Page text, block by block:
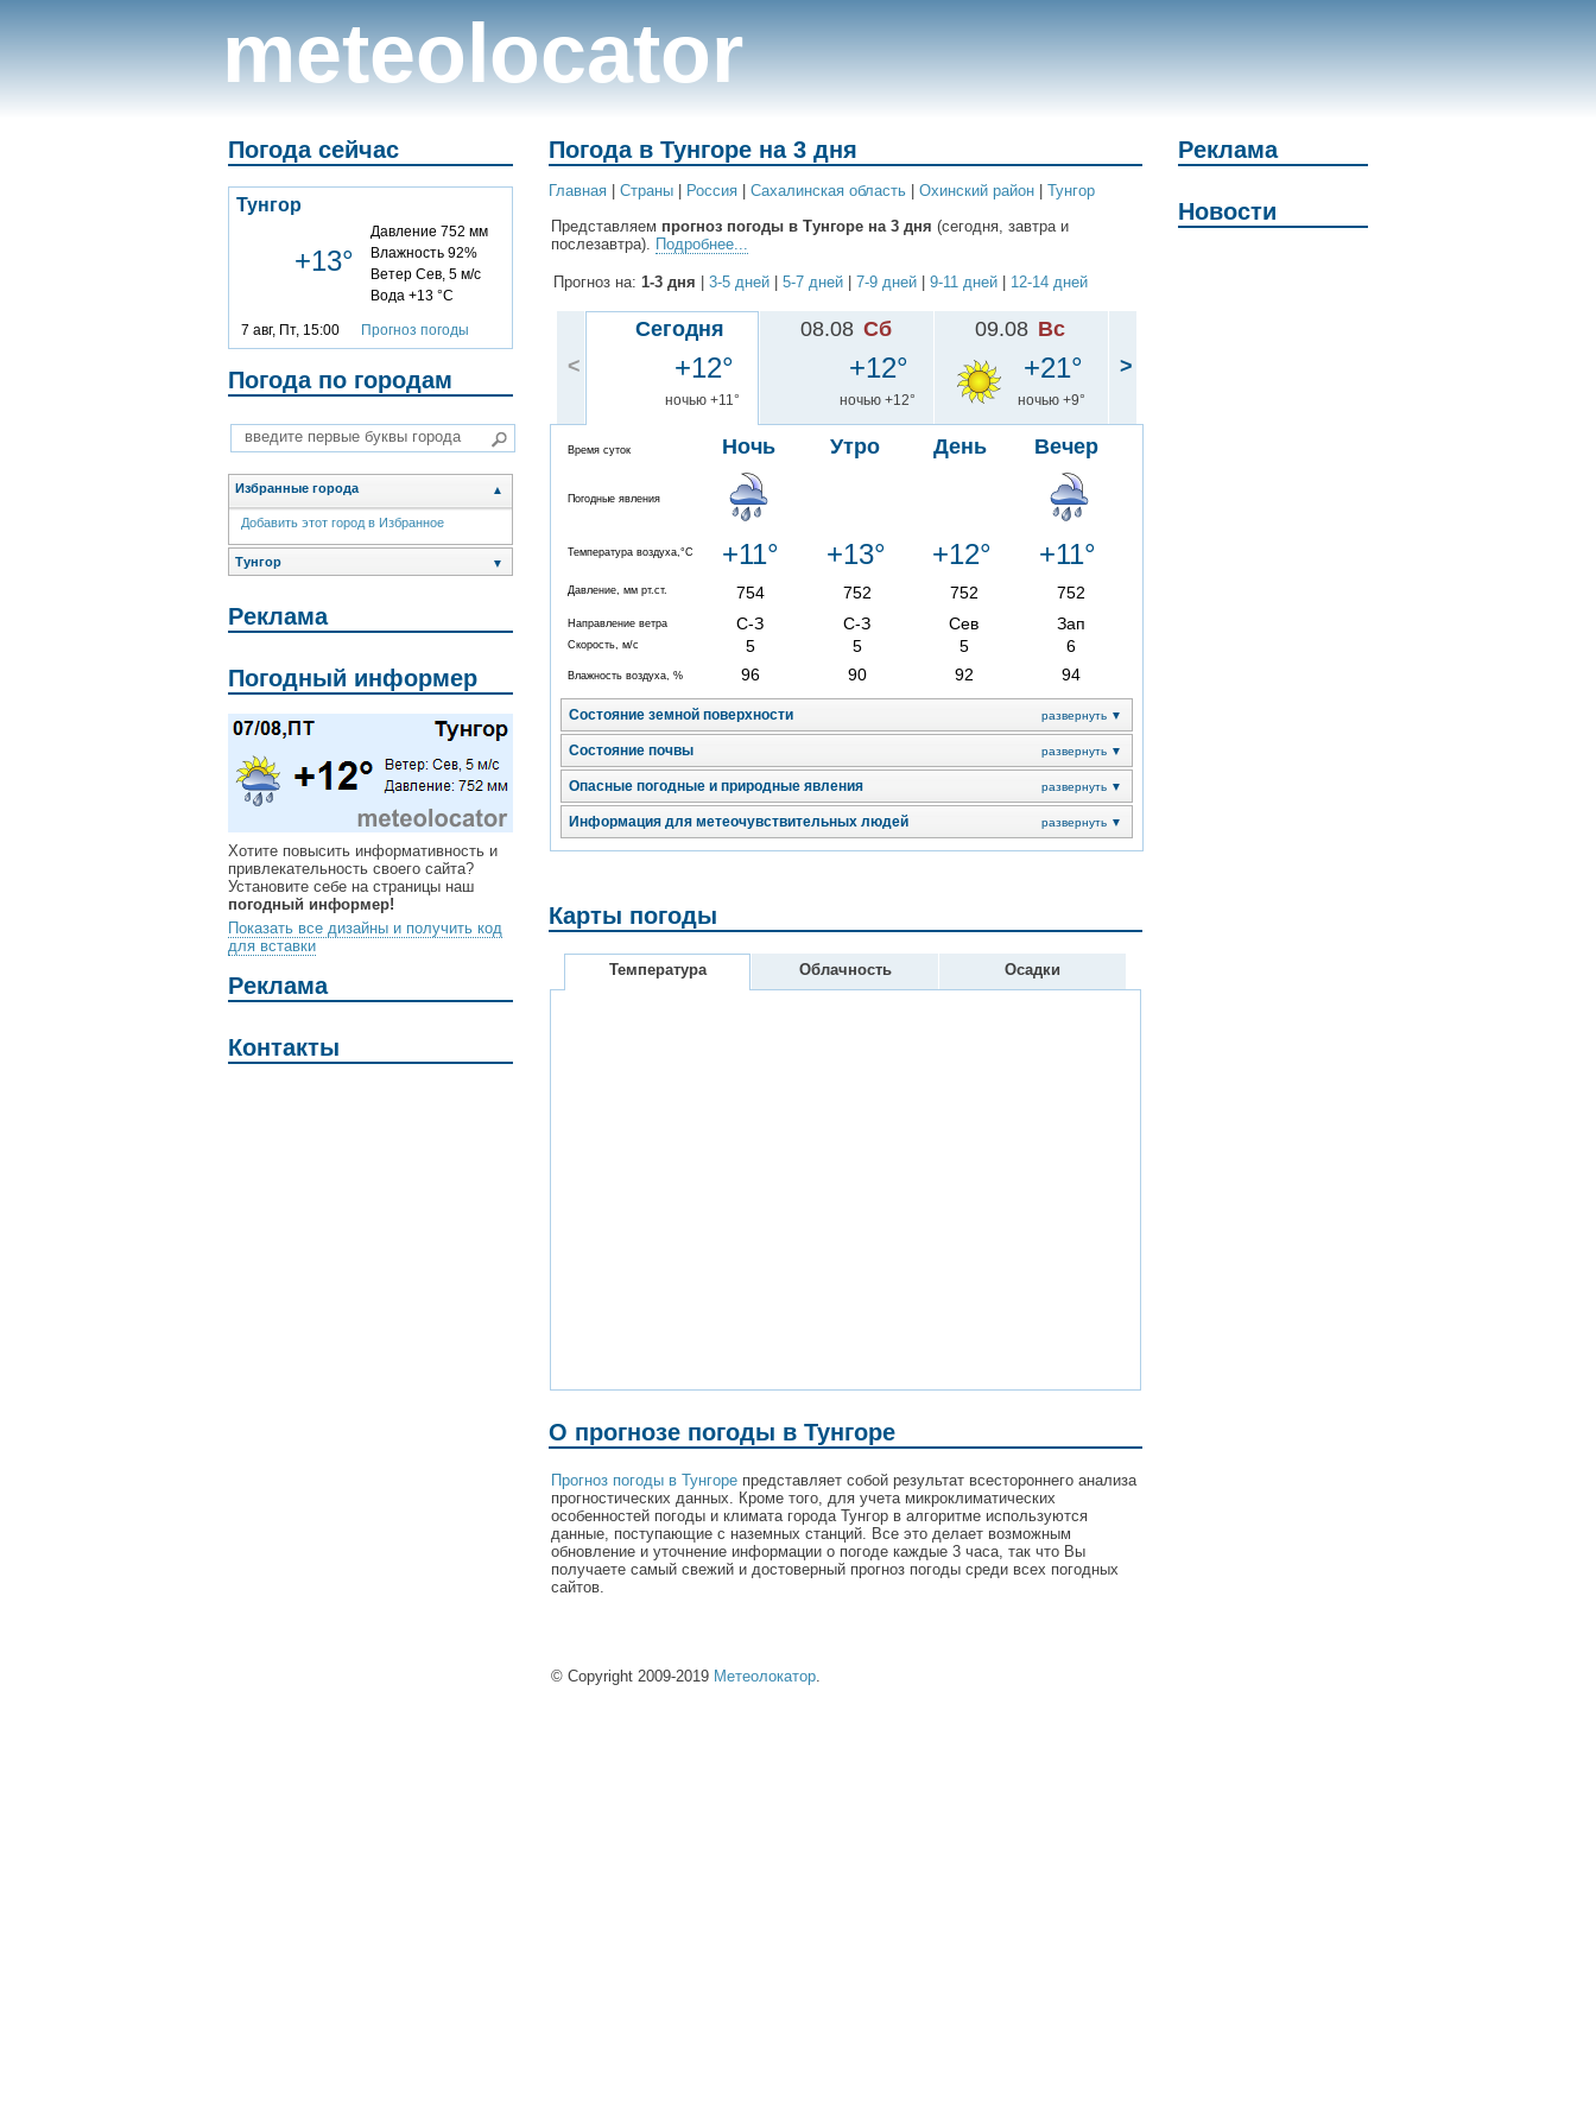
meteolocator
Погода сейчас
Тунгор
+13°
Давление 752 мм
Влажность 92%
Ветер Сев, 5 м/с
Вода +13 °C
7 авг, Пт, 15:00 Прогноз погоды
Погода по городам
Избранные города ▲
Добавить этот город в Избранное
Тунгор ▼
Реклама
Погодный информер
Хотите повысить информативность и
привлекательность своего сайта?
Установите себе на страницы наш
погодный информер!
Показать все дизайны и получить код
для вставки
Реклама
Контакты
Погода в Тунгоре на 3 дня
Главная Cтраны Россия Сахалинская область Охинский район
Тунгор
Представляем прогноз погоды в Тунгоре на 3 дня (сегодня, завтра и
послезавтра). Подробнее...
Прогноз на: 1-3 дня 3-5 дней 5-7 дней 7-9 дней 9-11 дней 12-14 дней
<
Сегодня
+12°
ночью +11°
Время суток Ночь Утро День Вечер
Погодные явления
Температура воздуха,°C +11° +13° +12° +11°
Давление, мм рт.ст. 754 752 752 752
Направление ветра С-З С-З Сев Зап
Скорость, м/с 5 5 5 6
Влажность воздуха, % 96 90 92 94
Состояние земной поверхности развернуть ▼
Состояние почвы развернуть ▼
Опасные погодные и природные явления развернуть ▼
Информация для метеочувствительных людей развернуть ▼
08.08 Сб
+12°
ночью +12°
09.08 Вс
+21°
ночью +9°
>
Карты погоды
Температура Облачность Осадки
О прогнозе погоды в Тунгоре
Прогноз погоды в Тунгоре представляет собой результат всестороннего анализа
прогностических данных. Кроме того, для учета микроклиматических
особенностей погоды и климата города Тунгор в алгоритме используются
данные, поступающие с наземных станций. Все это делает возможным
обновление и уточнение информации о погоде каждые 3 часа, так что Вы
получаете самый свежий и достоверный прогноз погоды среди всех погодных
сайтов.
© Copyright 2009-2019 Метеолокатор
Реклама
Новости